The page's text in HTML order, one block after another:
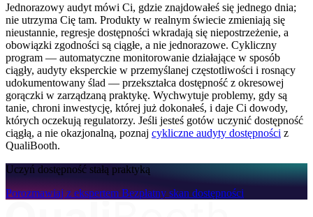
Jednorazowy audyt mówi Ci, gdzie znajdowałeś się jednego dnia;
nie utrzyma Cię tam. Produkty w realnym świecie zmieniają się
nieustannie, regresje dostępności wkradają się niepostrzeżenie, a
obowiązki zgodności są ciągłe, a nie jednorazowe. Cykliczny
program — automatyczne monitorowanie działające w sposób
ciągły, audyty eksperckie w przemyślanej częstotliwości i rosnący
udokumentowany ślad — przekształca dostępność z okresowej
gorączki w zarządzaną praktykę. Wychwytuje problemy, gdy są
tanie, chroni inwestycję, której już dokonałeś, i daje Ci dowody,
których oczekują regulatorzy. Jeśli jesteś gotów uczynić dostępność
ciągłą, a nie okazjonalną, poznaj cykliczne audyty dostępności z
QualiBooth.
Uczyń dostępność stałą praktyką
Porozmawiaj z ekspertem Bezpłatny skan dostępności